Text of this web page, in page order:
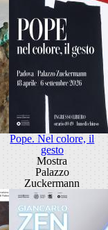
Pope. Nel colore, il
gesto
Mostra
Palazzo
Zuckermann